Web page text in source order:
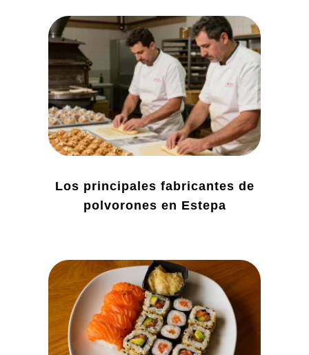
Los principales fabricantes de
polvorones en Estepa